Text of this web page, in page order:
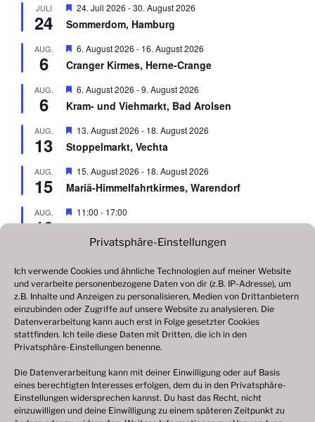
Privatsphäre-Einstellungen
Ich verwende Cookies und ähnliche Technologien auf meiner Website
und verarbeite personenbezogene Daten von dir (z.B. IP-Adresse), um
z.B. Inhalte und Anzeigen zu personalisieren, Medien von Drittanbietern
einzubinden oder Zugriffe auf unsere Website zu analysieren. Die
Datenverarbeitung kann auch erst in Folge gesetzter Cookies
stattfinden. Ich teile diese Daten mit Dritten, die ich in den
Privatsphäre-Einstellungen benenne.
Die Datenverarbeitung kann mit deiner Einwilligung oder auf Basis
eines berechtigten Interesses erfolgen, dem du in den Privatsphäre-
Einstellungen widersprechen kannst. Du hast das Recht, nicht
einzuwilligen und deine Einwilligung zu einem späteren Zeitpunkt zu
JULI
24
H
r
o
r
e
h
o
e
24. Juli 2026 -30. August 2026
Sommerdom, Hamburg
AUG.
6
H
r
o
r
e
h
o
e
6. August 2026 - 16. August 2026
Cranger Kirmes, Herne-Crange
AUG.
6
H
r
o
r
e
h
o
e
n
6. August 2026 -9. August 2026
Kram- und Viehmarkt, Bad Arolsen
AUG.
13
H
r
o
r
e
h
13. August 2026 - 18. August 2026
Stoppelmarkt, Vechta
AUG.
15
H
r
o
r
o
b
e
n
15. August 2026 - 18. August 2026
Mariä-Himmelfahrtkirmes, Warendorf
AUG.
16
H
e
r
e
h
o
b
e
n
11:00 - 17:00
28
r
v
o
r
g
e
h
o
e
n
200 Jahre Herbstvolksfest, Nürnberg
SEP.
5
H
r
v
o
r
e
h
o
e
5. September 2026-7. September 2026
Vredener Kirmes, Vreden
SEP.
11
H
e
v
o
r
g
e
11. September 2026- 15. September 2026
Mariä-Geburts-Markt, Telgte
Kalender anzeigen
ARCHIV